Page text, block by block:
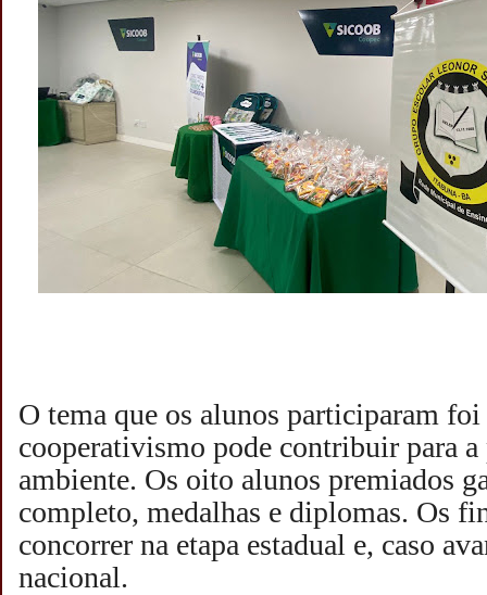
O tema que os alunos participaram
cooperativismo pode contribuir para
ambiente. Os oito alunos premiados
completo, medalhas e diplomas. Os
concorrer na etapa estadual e, caso
nacional.